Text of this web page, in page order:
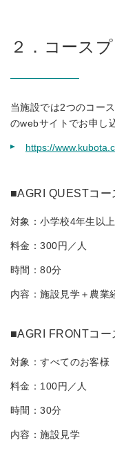
２．コース
当施設では2つのコー
のwebサイトでお申し
https://
■AGRI QUESTコー
対象：小学校4年生以
料金：300円／人
時間：80分
内容：施設見学＋農業
■AGRI FRONTコー
対象：すべてのお客様
料金：100円／人
時間：30分
内容：施設見学